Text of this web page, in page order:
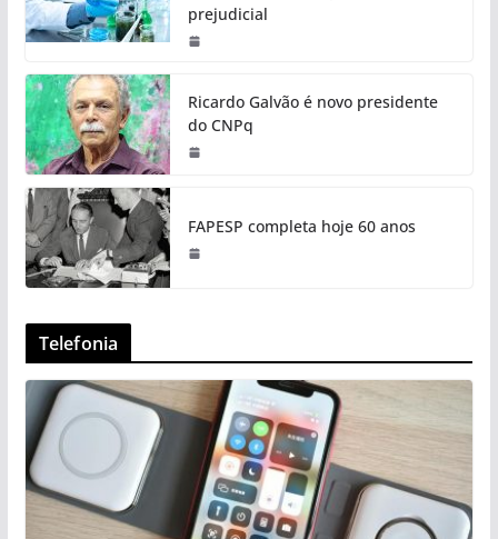
prejudicial
Ricardo Galvão é novo presidente
do CNPq
FAPESP completa hoje 60 anos
Telefonia